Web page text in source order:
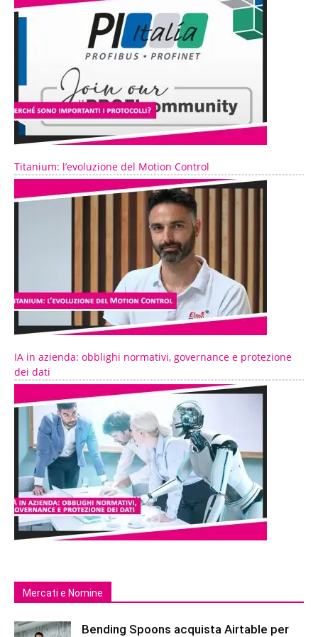
Titanium: l’evoluzione del Motion Control
IA in azienda: obblighi normativi, governance e protezione
dei dati
Mercati e Nomine
Bending Spoons acquista Airtable per